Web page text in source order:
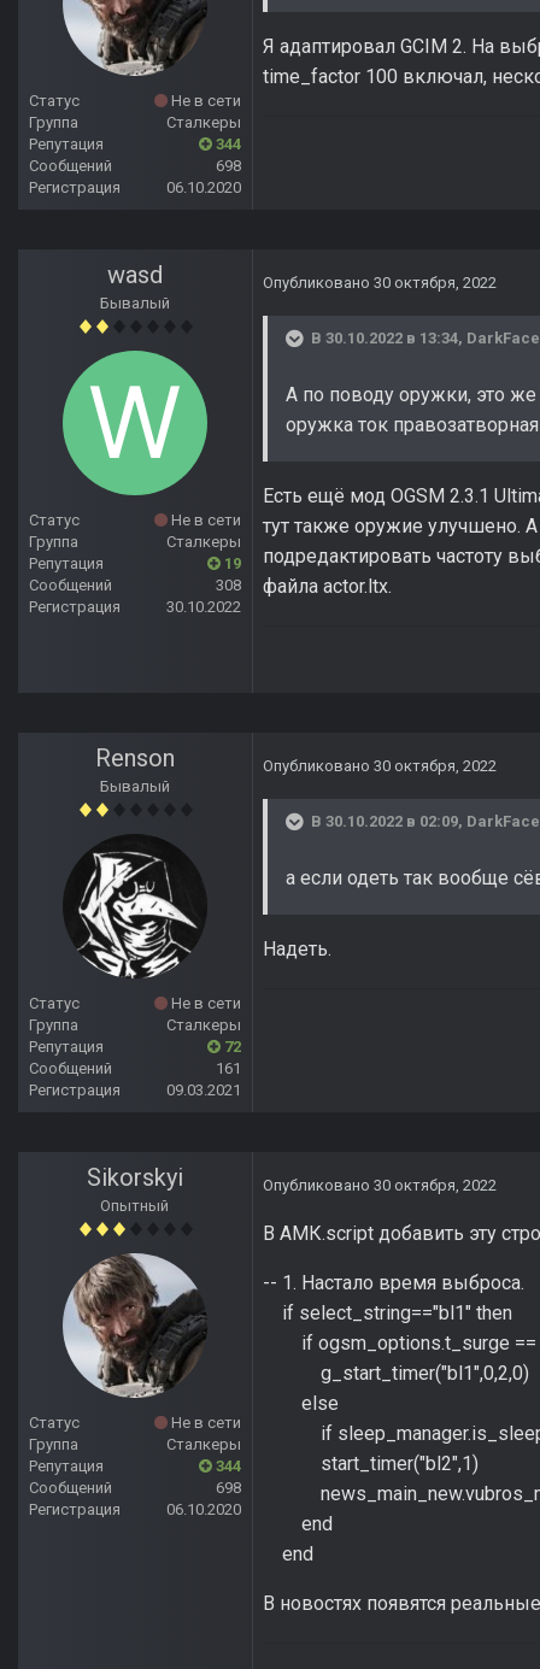
Статус
Не в сети
Группа
Сталкеры
Репутация
344
Сообщений
698
Регистрация
06.10.2020
Я адаптировал GCIM 2. На
time_factor 100 включал,
wasd
Бывалый
Статус
Не в сети
Группа
Сталкеры
Репутация
19
Сообщений
308
Регистрация
30.10.2022
Опубликовано 30 октября, 2022
В 30.10.2022 в 13:34, DarkFace
А по поводу оружки, это
оружка ток правозатворная
Есть ещё мод OGSM 2.3.1
тут также оружие улучшено.
подредактировать частоту
файла actor.ltx.
Renson
Бывалый
Статус
Не в сети
Группа
Сталкеры
Репутация
72
Сообщений
161
Регистрация
09.03.2021
Опубликовано 30 октября, 2022
В 30.10.2022 в 02:09, DarkFace
а если одеть так вообще
Надеть.
Sikorskyi
Опытный
Статус
Не в сети
Группа
Сталкеры
Репутация
344
Сообщений
698
Регистрация
06.10.2020
Опубликовано 30 октября, 2022
В АМК.script добавить эту
-- 1. Настало время выброса.
if select_string=="bl1" then
if ogsm_options.t_surge ==
g_start_timer("bl1",0,2,0)
else
if
start_timer("bl2",1)
end
end
В новостях появятся